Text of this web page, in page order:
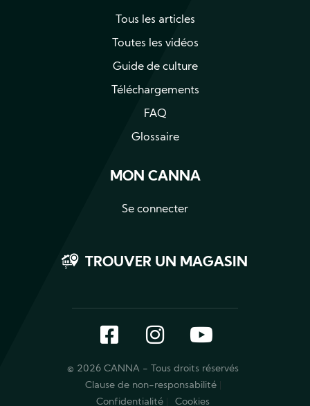
Tous les articles
Toutes les vidéos
Guide de culture
Téléchargements
FAQ
Glossaire
MON CANNA
Se connecter
TROUVER UN MAGASIN
FacebookInstagram
YouTube
© 2026 CANNA - Tous droits réservés
Clause de non-responsabilité
Confidentialité
Cookies